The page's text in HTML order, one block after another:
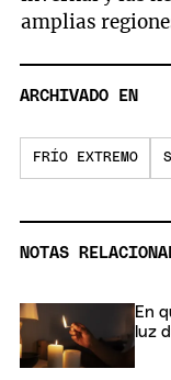
amplias
ARCHIVADO EN
FRÍO EXTREMO
NOTAS
En
luz